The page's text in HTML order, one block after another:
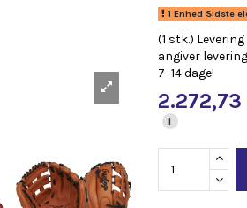
1 Enhed Sidste
(1 stk.)
angiver
7–14 dage!
2.272,73
i